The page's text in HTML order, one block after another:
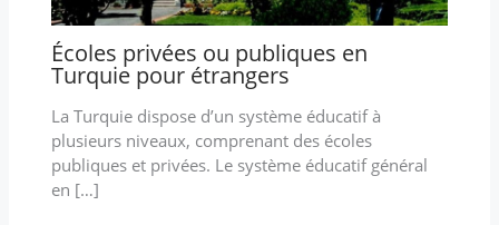
Écoles privées ou publiques en
Turquie pour étrangers
La Turquie dispose d’un système éducatif à
plusieurs niveaux, comprenant des écoles
publiques et privées. Le système éducatif général
en […]